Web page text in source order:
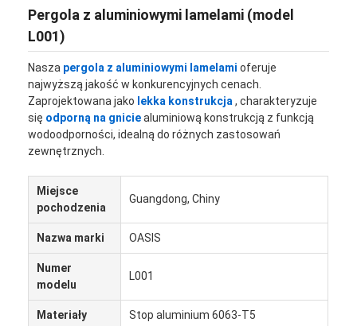
Pergola z aluminiowymi lamelami (model
L001)
Nasza pergola z aluminiowymi lamelami oferuje
najwyższą jakość w konkurencyjnych cenach.
Zaprojektowana jako lekka konstrukcja , charakteryzuje
się odporną na gniciealuminiową konstrukcją z funkcją
wodoodporności, idealną do różnych zastosowań
zewnętrznych.
Miejsce
pochodzenia
Guangdong, Chiny
Nazwa marki OASIS
Numer
modelu
L001
Materiały Stop aluminium 6063-T5